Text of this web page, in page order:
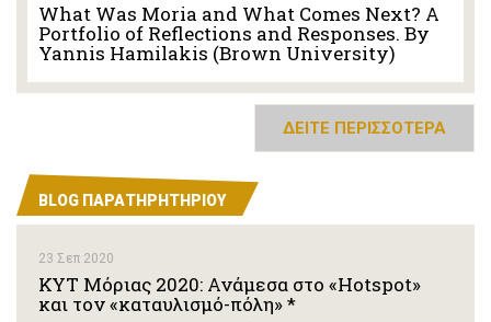
What Was Moria and What Comes Next? A
Portfolio of Reflections and Responses. By
Yannis Hamilakis (Brown University)
ΔΕΙΤΕ ΠΕΡΙΣΣΟΤΕΡΑ
BLOG ΠΑΡΑΤΗΡΗΤΗΡΙΟΥ
23 Σεπ 2020
ΚΥΤ Μόριας 2020: Ανάμεσα στο «Hotspot»
και τον «καταυλισμό-πόλη» *